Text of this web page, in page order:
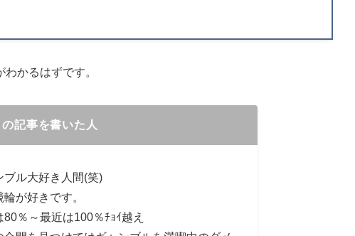
かるはずです。
の記事を書いた人
ブル大好き人間(笑)
が好きです。
80％～最近は100％ﾁｮｲ越え